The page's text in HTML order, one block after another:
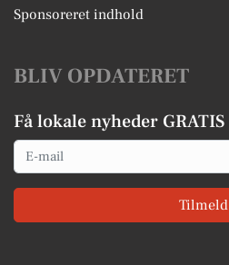
Sponsoreret indhold
BLIV OPDATERET
Få lokale nyheder GRATIS
Email
Tilmeld